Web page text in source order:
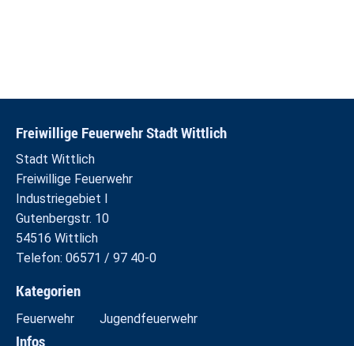
Freiwillige Feuerwehr Stadt Wittlich
Stadt Wittlich
Freiwillige Feuerwehr
Industriegebiet I
Gutenbergstr. 10
54516 Wittlich
Telefon: 06571 / 97 40-0
Kategorien
Feuerwehr Jugendfeuerwehr
Infos